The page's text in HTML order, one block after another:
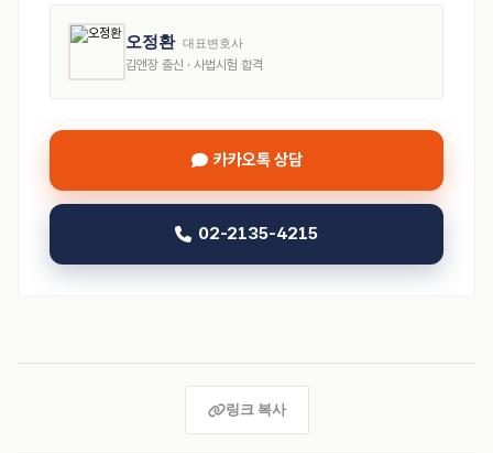
오정환 대표변호사
김앤장 출신 · 사법시험 합격
카카오톡 상담
02-2135-4215
링크 복사